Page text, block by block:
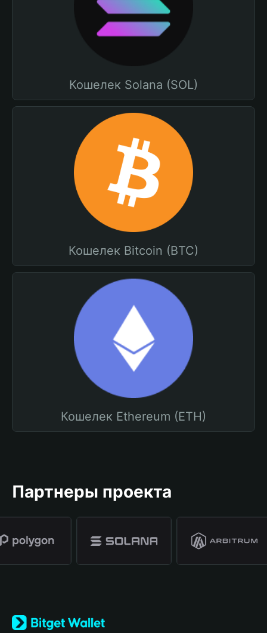
Кошелек Solana (SOL)
Кошелек Bitcoin (BTC)
Кошелек Ethereum (ETH)
Партнеры проекта